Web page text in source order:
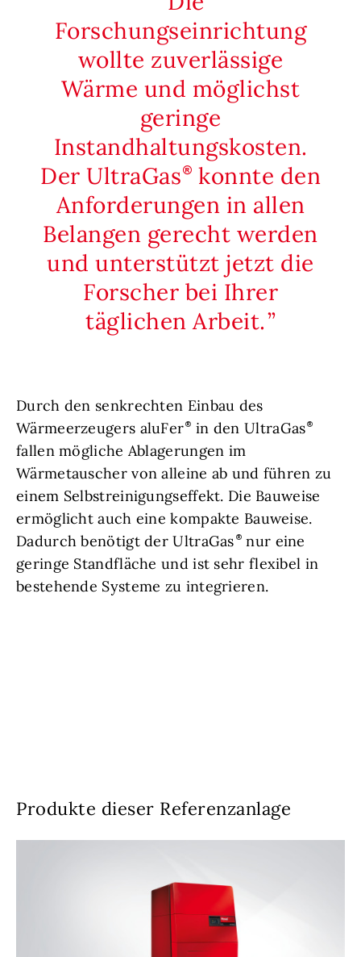
Forschungseinrichtung
wollte zuverlässige
Wärme und möglichst
geringe
Instandhaltungskosten.
Der UltraGas
konnte den
Anforderungen in allen
Belangen gerecht werden
und unterstützt jetzt die
Forscher bei Ihrer
täglichen Arbeit.
Durch den senkrechten Einbau des
Wärmeerzeugers aluFer
in den UltraGas
fallen mögliche Ablagerungen im
Wärmetauscher von alleine ab und führen zu
einem Selbstreinigungseffekt. Die Bauweise
ermöglicht auch eine kompakte Bauweise.
Dadurch benötigt der UltraGas
nur eine
geringe Standfläche und ist sehr flexibel in
bestehende Systeme zu integrieren.
Produkte dieser Referenzanlage